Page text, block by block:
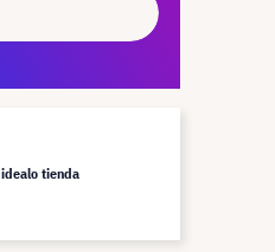
idealo tienda